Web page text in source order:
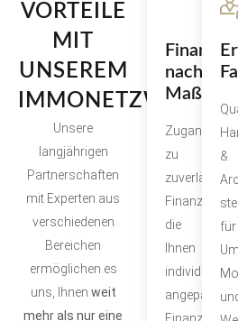
VORTEILE
MIT
UNSEREM
IMMONETZWERK
Unsere
langjährigen
Partnerschaften
mit Experten aus
verschiedenen
Bereichen
ermöglichen es
uns, Ihnen weit
mehr als nur eine
nach
Maß
Zugang
zu
die
Ihnen
individuell
angepasste
&
für